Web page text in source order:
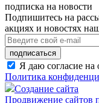
подписка на новости
Подпишитесь на
акциях и новостях
подписаться
Я даю согласие на
Политика
Создание сайта
Продвижение сайтов